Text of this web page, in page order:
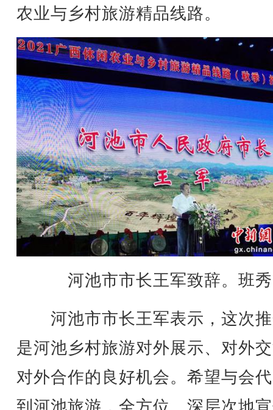
农业与乡村旅游精品线路。
河池市市长王军致辞。班
河池市市长王军表示，这次
是河池乡村旅游对外展示、对外
对外合作的良好机会。希望与会
到河池旅游，全方位、深层次地